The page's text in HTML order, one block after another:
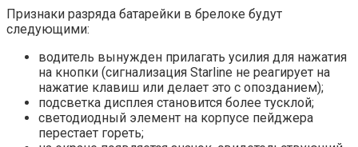
Признаки разряда батарейки в брелоке будут
следующими:
водитель вынужден прилагать усилия для нажатия
на кнопки (сигнализация Starline не реагирует на
нажатие клавиш или делает это с опозданием);
подсветка дисплея становится более тусклой;
светодиодный элемент на корпусе пейджера
перестает гореть;